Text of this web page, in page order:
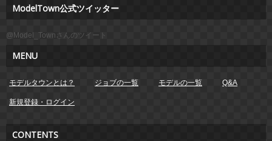
ModelTown公式ツイッター
@Model_Townさんのツイート
MENU
モデルタウンとは？ ジョブの一覧 モデルの一覧 Q&A
新規登録・ログイン
CONTENTS